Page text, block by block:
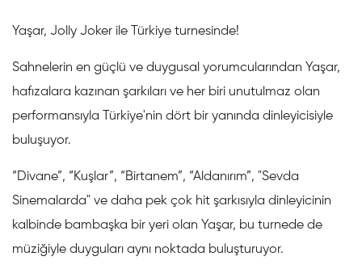
Yaşar, Jolly Joker ile Türkiye turnesinde!
Sahnelerin en güçlü ve duygusal yorumcularından Yaşar,
hafızalara kazınan şarkıları ve her biri unutulmaz olan
performansıyla Türkiye'nin dört bir yanında dinleyicisiyle
buluşuyor.
“Divane”, “Kuşlar”, “Birtanem”, “Aldanırım”, "Sevda
Sinemalarda" ve daha pek çok hit şarkısıyla dinleyicinin
kalbinde bambaşka bir yeri olan Yaşar, bu turnede de
müziğiyle duyguları aynı noktada buluşturuyor.